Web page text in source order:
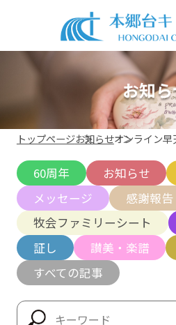
お知
トップページお知らせオンライン早
60周年 お知らせ
メッセージ
感謝報告
牧会ファミリーシート
証し
讃美・楽譜
すべての記事